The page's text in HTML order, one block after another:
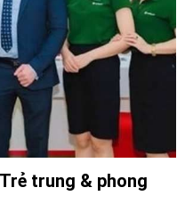
trung & phong